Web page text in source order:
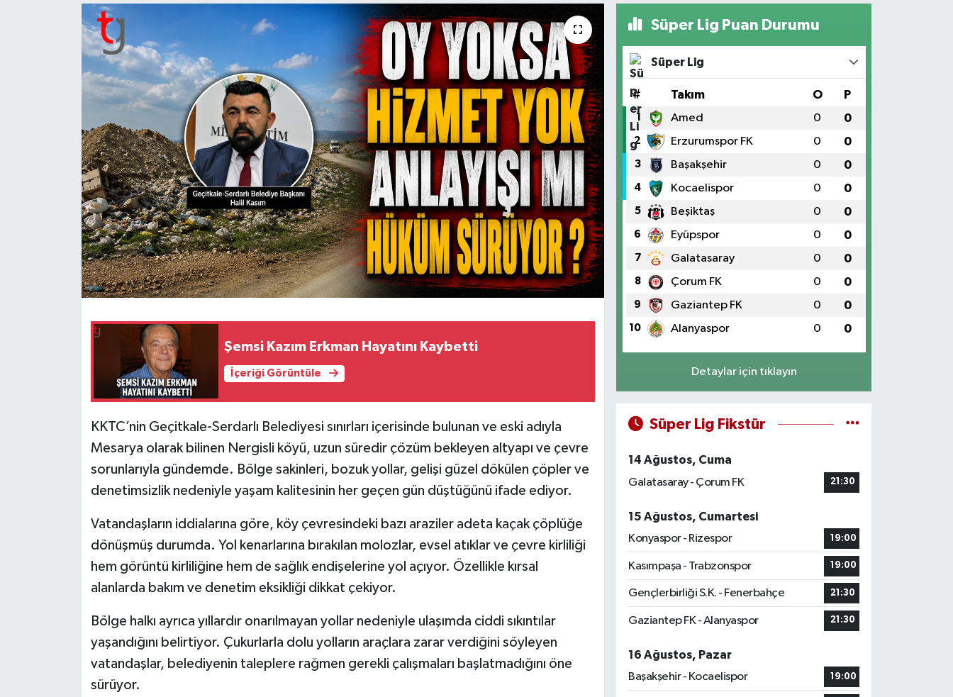
Şemsi Kazım Erkman Hayatını Kaybetti
İçeriği Görüntüle
KKTC’nin Geçitkale-Serdarlı Belediyesi sınırları içerisinde bulunan ve eski adıyla
Mesarya olarak bilinen Nergisli köyü, uzun süredir çözüm bekleyen altyapı ve çevre
sorunlarıyla gündemde. Bölge sakinleri, bozuk yollar, gelişi güzel dökülen çöpler ve
denetimsizlik nedeniyle yaşam kalitesinin her geçen gün düştüğünü ifade ediyor.
Vatandaşların iddialarına göre, köy çevresindeki bazı araziler adeta kaçak çöplüğe
dönüşmüş durumda. Yol kenarlarına bırakılan molozlar, evsel atıklar ve çevre kirliliği
hem görüntü kirliliğine hem de sağlık endişelerine yol açıyor. Özellikle kırsal
alanlarda bakım ve denetim eksikliği dikkat çekiyor.
Bölge halkı ayrıca yıllardır onarılmayan yollar nedeniyle ulaşımda ciddi sıkıntılar
yaşandığını belirtiyor. Çukurlarla dolu yolların araçlara zarar verdiğini söyleyen
vatandaşlar, belediyenin taleplere rağmen gerekli çalışmaları başlatmadığını öne
sürüyor.
Süper Lig Puan Durumu
Süper Lig
# Takım O P
1 Amed 0 0
2 Erzurumspor FK 0 0
3 Başakşehir 0 0
4 Kocaelispor 0 0
5 Beşiktaş 0 0
6 Eyüpspor 0 0
7 Galatasaray 0 0
8 Çorum FK 0 0
9 Gaziantep FK 0 0
10 Alanyaspor 0 0
Detaylar için tıklayın
Süper Lig Fikstür
14 Ağustos, Cuma
Galatasaray - Çorum FK
21:30
15 Ağustos, Cumartesi
Konyaspor - Rizespor
19:00
Kasımpaşa - Trabzonspor 19:00
Gençlerbirliği S.K. - Fenerbahçe 21:30
Gaziantep FK - Alanyaspor 21:30
16 Ağustos, Pazar
Başakşehir - Kocaelispor
19:00